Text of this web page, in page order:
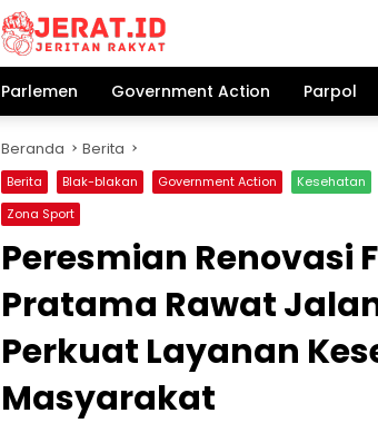
Parlemen Government Action Parpol
Beranda Berita
Berita Blak-blakan Government Action Kesehatan
Zona Sport
Peresmian Renovasi
Pratama Rawat
Perkuat Layanan
Masyarakat